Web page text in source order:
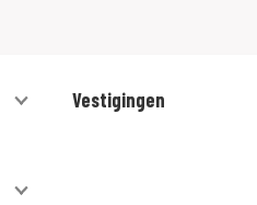
Vestigingen